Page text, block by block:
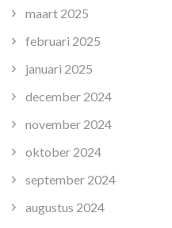
maart 2025
februari 2025
januari 2025
december 2024
november 2024
oktober 2024
september 2024
augustus 2024